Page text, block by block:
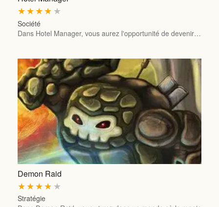
★
★
★
★
★
Société
Dans Hotel Manager, vous aurez l'opportunité de devenir…
Demon Raid
★
★
★
★
★
Stratégie